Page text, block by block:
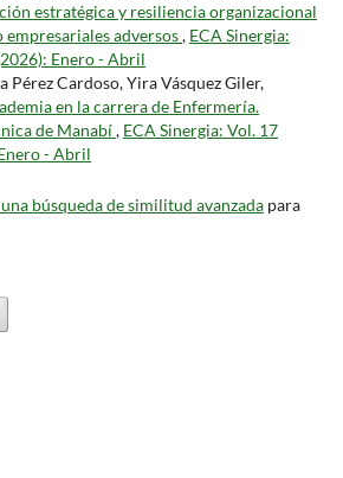
estratégica y resiliencia organizacional
adversos, ECA Sinergia:
Enero - Abril
Pérez Cardoso, Yira Vásquez Giler,
en la carrera de Enfermería.
de Manabí, ECA Sinergia: Vol. 17
- Abril
búsqueda de similitud avanzada para